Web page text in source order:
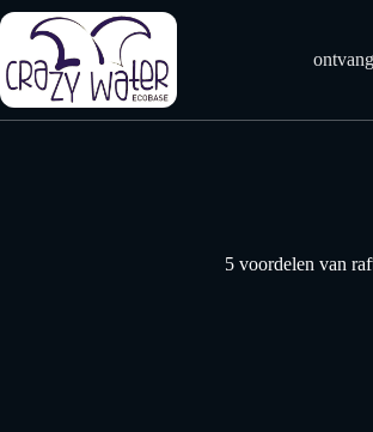
Doorgaan
naar
5 voordelen van